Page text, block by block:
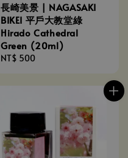
長崎美景 | NAGASAKI
BIKEI 平戶大教堂綠
Hirado Cathedral
Green (20ml)
Regular
NT$ 500